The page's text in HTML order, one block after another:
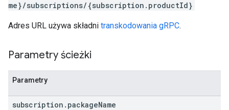
me}/subscriptions/{subscription.productId}
Adres URL używa składni transkodowania gRPC.
Parametry ścieżki
Parametry
subscription . packageName